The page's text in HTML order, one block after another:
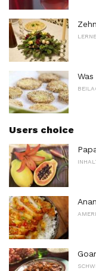
Users choice